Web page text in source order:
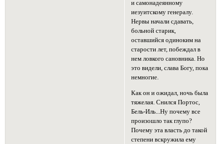
и самонадеянному
иезуитскому генералу.
Нервы начали сдавать,
больной старик,
оставшийся одиноким на
старости лет, побеждал в
нем ловкого сановника. Но
это видели, слава Богу, пока
немногие.
Как он и ожидал, ночь была
тяжелая. Снился Портос,
Бель-Иль...Ну почему все
произошло так глупо?
Почему эта власть до такой
степени вскружила ему